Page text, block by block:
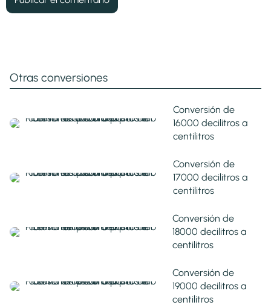
Otras conversiones
Conversión de
16000 decilitros a
centilitros
Conversión de
17000 decilitros a
centilitros
Conversión de
18000 decilitros a
centilitros
Conversión de
19000 decilitros a
centilitros